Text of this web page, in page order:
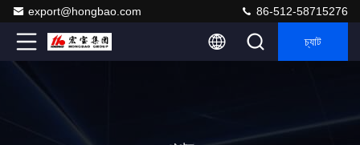
export@hongbao.com 86-512-58715276
চ্যাট